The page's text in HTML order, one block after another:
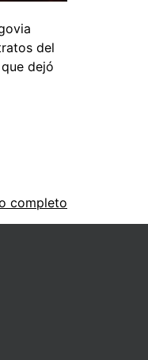
del
dejó
completo